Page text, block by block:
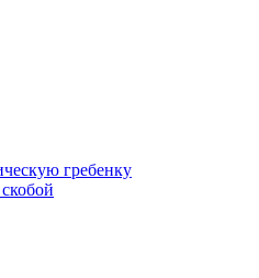
гребенку